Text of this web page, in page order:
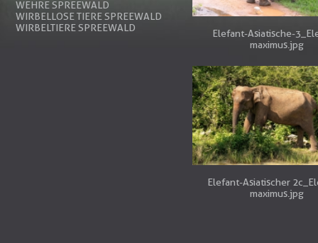
WEHRE SPREEWALD
WIRBELLOSE TIERE SPREEWALD
WIRBELTIERE SPREEWALD
Elefant-Asiatische-
maximus.jpg
Elefant-Asiatischer
maximus.jpg